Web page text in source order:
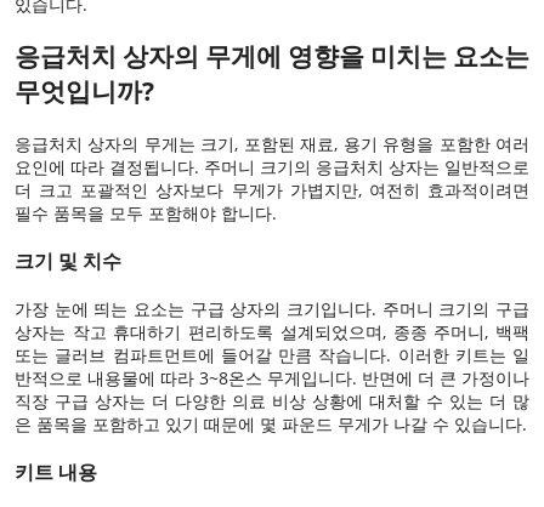
있습니다.
응급처치 상자의 무게에 영향을 미치는 요소는
무엇입니까?
응급처치 상자의 무게는 크기, 포함된 재료, 용기 유형을 포함한 여러
요인에 따라 결정됩니다. 주머니 크기의 응급처치 상자는 일반적으로
더 크고 포괄적인 상자보다 무게가 가볍지만, 여전히 효과적이려면
필수 품목을 모두 포함해야 합니다.
크기 및 치수
가장 눈에 띄는 요소는 구급 상자의 크기입니다. 주머니 크기의 구급
상자는 작고 휴대하기 편리하도록 설계되었으며, 종종 주머니, 백팩
또는 글러브 컴파트먼트에 들어갈 만큼 작습니다. 이러한 키트는 일
반적으로 내용물에 따라 3~8온스 무게입니다. 반면에 더 큰 가정이나
직장 구급 상자는 더 다양한 의료 비상 상황에 대처할 수 있는 더 많
은 품목을 포함하고 있기 때문에 몇 파운드 무게가 나갈 수 있습니다.
키트 내용